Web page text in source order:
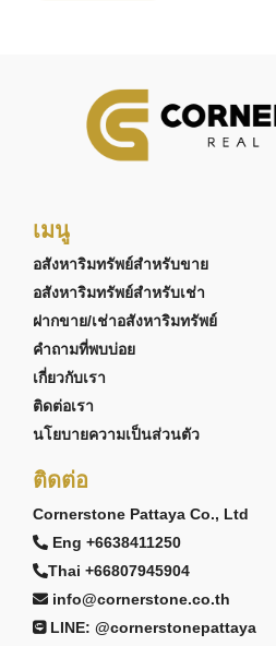
เมนู
อสังหาริมทรัพย์สำหรับขาย
อสังหาริมทรัพย์สำหรับเช่า
ฝากขาย/เช่าอสังหาริมทรัพย์
คำถามที่พบบ่อย
เกี่ยวกับเรา
ติดต่อเรา
นโยบายความเป็นส่วนตัว
ติดต่อ
Cornerstone Pattaya Co., Ltd
Eng +6638411250
Thai +66807945904
info@cornerstone.co.th
LINE: @cornerstonepattaya